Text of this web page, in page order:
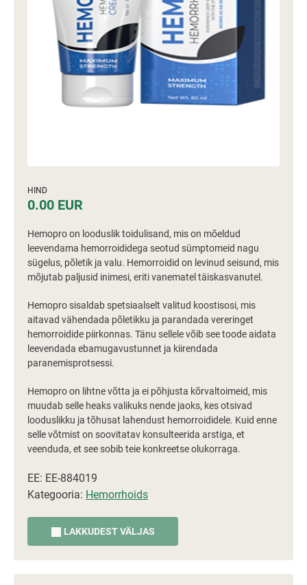
HIND
0.00 EUR
Hemopro on looduslik toidulisand, mis on mõeldud
leevendama hemorroididega seotud sümptomeid nagu
sügelus, põletik ja valu. Hemorroidid on levinud seisund, mis
mõjutab paljusid inimesi, eriti vanematel täiskasvanutel.
Hemopro sisaldab spetsiaalselt valitud koostisosi, mis
aitavad vähendada põletikku ja parandada vereringet
hemorroidide piirkonnas. Tänu sellele võib see toode aidata
leevendada ebamugavustunnet ja kiirendada
paranemisprotsessi.
Hemopro on lihtne võtta ja ei põhjusta kõrvaltoimeid, mis
muudab selle heaks valikuks nende jaoks, kes otsivad
looduslikku ja tõhusat lahendust hemorroididele. Kuid enne
selle võtmist on soovitatav konsulteerida arstiga, et
veenduda, et see sobib teie konkreetse olukorraga.
EE: EE-884019
Kategooria: Hemorrhoids
LAKKUDEST VÄLJAS